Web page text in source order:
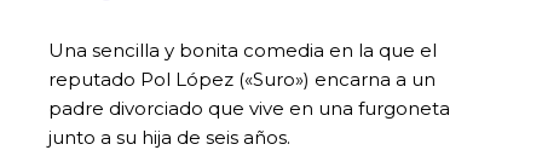
Una sencilla y bonita comedia en la que el
reputado Pol López («Suro») encarna a un
padre divorciado que vive en una furgoneta
junto a su hija de seis años.